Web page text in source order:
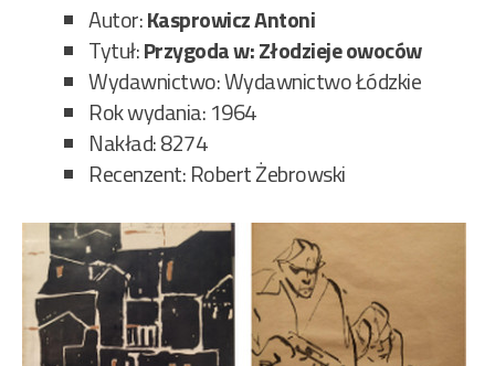
Autor:Kasprowicz Antoni
Tytuł:Przygoda w: Złodzieje owoców
Wydawnictwo: Wydawnictwo Łódzkie
Rok wydania: 1964
Nakład: 8274
Recenzent: Robert Żebrowski